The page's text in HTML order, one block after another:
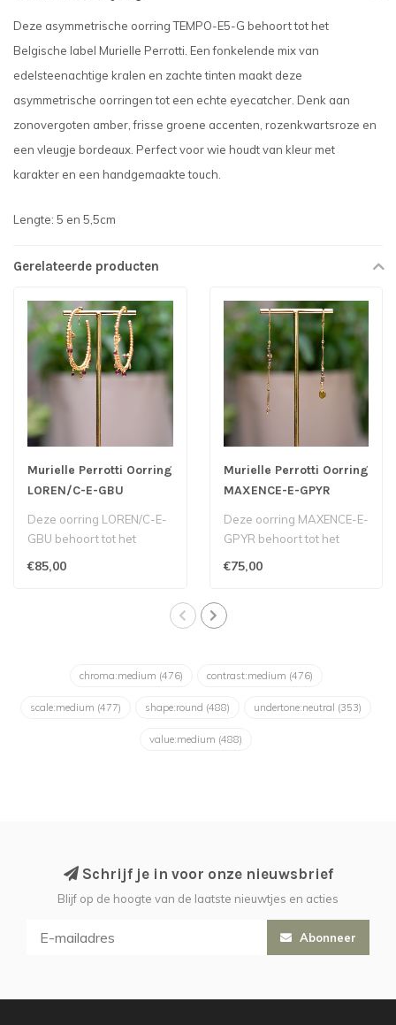
Deze asymmetrische oorring TEMPO-E5-G behoort tot het
Belgische label Murielle Perrotti. Een fonkelende mix van
edelsteenachtige kralen en zachte tinten maakt deze
asymmetrische oorringen tot een echte eyecatcher. Denk aan
zonovergoten amber, frisse groene accenten, rozenkwartsroze en
een vleugje bordeaux. Perfect voor wie houdt van kleur met
karakter en een handgemaakte touch.
Lengte: 5 en 5,5cm
Gerelateerde producten
Murielle Perrotti Oorring
LOREN/C-E-GBU
Deze oorring LOREN/C-E-
GBU behoort tot het
€85,00
Murielle Perrotti Oorring
MAXENCE-E-GPYR
Deze oorring MAXENCE-E-
GPYR behoort tot het
€75,00
chroma:medium (476) contrast:medium (476)
scale:medium (477) shape:round (488) undertone:neutral (353)
value:medium (488)
Schrijf je in voor onze nieuwsbrief
Blijf op de hoogte van de laatste nieuwtjes en acties
Abonneer